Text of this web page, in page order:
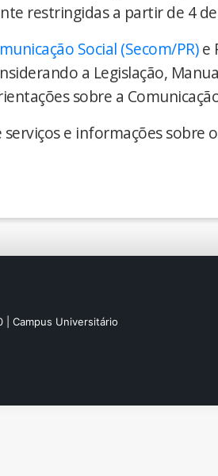
restringidas a partir de 4
Social (Secom/PR)e
a Legislação,
sobre a
e informações sobre
| Campus Universitário